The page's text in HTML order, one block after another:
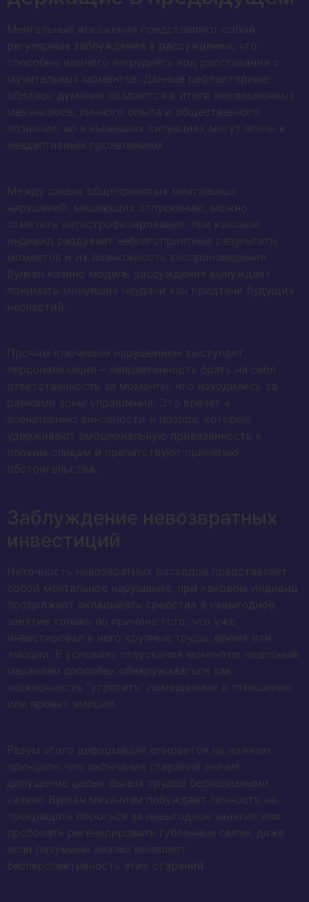
Ментальные искажения представляют собой
регулярные заблуждения в рассуждении, что
способны намного затруднять ход расставания с
мучительных моментов. Данные рефлекторные
образцы думания создаются в итоге эволюционных
механизмов, личного опыта и общественного
познания, но в нынешних ситуациях могут влечь к
неадаптивным проявлениям.
Между самых общепринятых ментальных
нарушений, мешающих отпусканию, можно
отметить катастрофизирование, при каковой
индивид раздувает неблагоприятные результаты
моментов и их возможность воспроизведения.
Вулкан казино модель рассуждения вынуждает
понимать минувшие неудачи как предтечи будущих
несчастий.
Прочим ключевым нарушением выступает
персонализация – направленность брать на себя
ответственность за моменты, что находились за
рамками зоны управления. Это влечет к
впечатлению виновности и позора, которые
удерживают эмоциональную привязанность к
плохим следам и препятствуют принятию
обстоятельства.
Заблуждение невозвратных
инвестиций
Неточность невозвратных расходов представляет
собой ментальное нарушение, при каковом индивид
продолжает вкладывать средства в невыгодное
занятие только по причине того, что уже
инвестировал в него крупные труды, время или
эмоции. В условиях отпускания моментов подобный
механизм способен обнаруживаться как
несклонность “утратить” помещенные в отношения
или проект эмоции.
Разум этого деформации опирается на ложном
принципе, что окончание стараний значит
допущение целых былых трудов бесполезными.
казино Вулкан механизм побуждает личность не
прекращать бороться за невыгодное занятие или
пробовать регенерировать губленные связи, даже
если разумный анализ выявляет
бесперспективность этих стараний.